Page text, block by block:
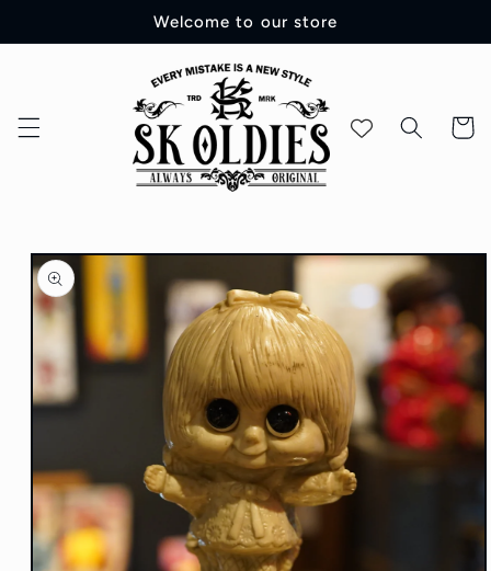
進む
Welcome to our store
ー
商品情
報にス
キップ